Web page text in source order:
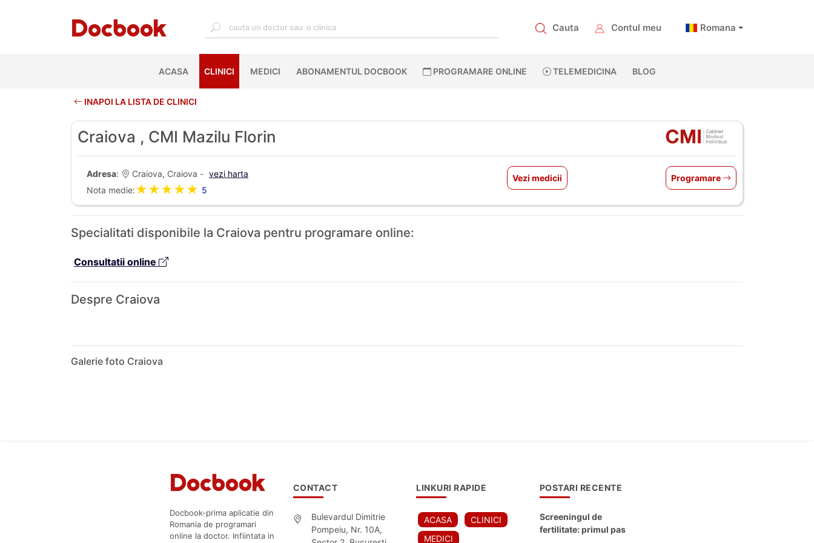
Cauta Contul meu Romana
ACASA(CURRENT)
CLINICI MEDICI ABONAMENTUL DOCBOOK PROGRAMARE ONLINE TELEMEDICINA BLOG
INAPOI LA LISTA DE CLINICI
Craiova , CMI Mazilu Florin
Adresa: Craiova, Craiova - vezi harta
Nota medie:★★★★★ 5
Vezi medicii Programare
Specialitati disponibile la Craiova pentru programare online:
Consultatii online
Despre Craiova
Galerie foto Craiova
Docbook-prima aplicatie din
Romania de programari
online la doctor. Infiintata in
CONTACT
Bulevardul Dimitrie
Pompeiu, Nr. 10A,
LINKURI RAPIDE
ACASA
CLINICI
MEDICI
POSTARI RECENTE
Screeningul de
fertilitate: primul pas